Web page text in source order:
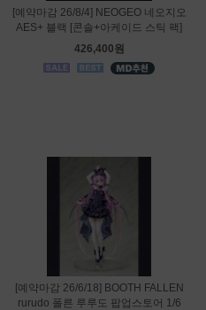
[예약마감 26/8/4] NEOGEO 네오지오
AES+ 블랙 [콘솔+아케이드 스틱 팩]
426,400원
[예약마감 26/6/18] BOOTH FALLEN
rurudo 폴른 루루도 팝업스토어 1/6